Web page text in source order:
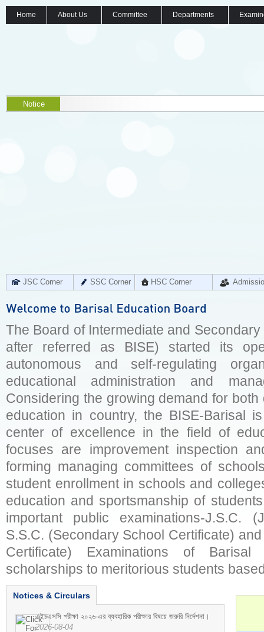
Home About Us Committee Departments
Notice
JSC Corner SSC Corner HSC Corner
The Board of Intermediate and
after referred as BISE) started its
autonomous and self-regulating
educational administration and
Considering the growing demand for
education in country, the BISE-Barisal
center of excellence in the field of
focuses are improvement inspection
forming managing committees of
student enrollment in schools and
education and sportsmanship of
important public examinations-J.S.C.
S.S.C. (Secondary School Certificate)
Certificate) Examinations of
scholarships to meritorious students
Notices & Circulars
এইচএসসি পরীক্ষা ২০২৬-এর ব্যবহারিক পরীক্ষার বিষয়ে জরুরি নির্দেশনা।
2026-08-04